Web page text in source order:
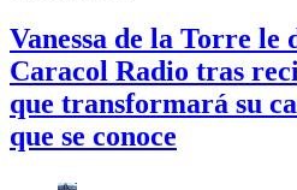
Vanessa de la Torre le
Caracol Radio tras
que transformará su
que se conoce